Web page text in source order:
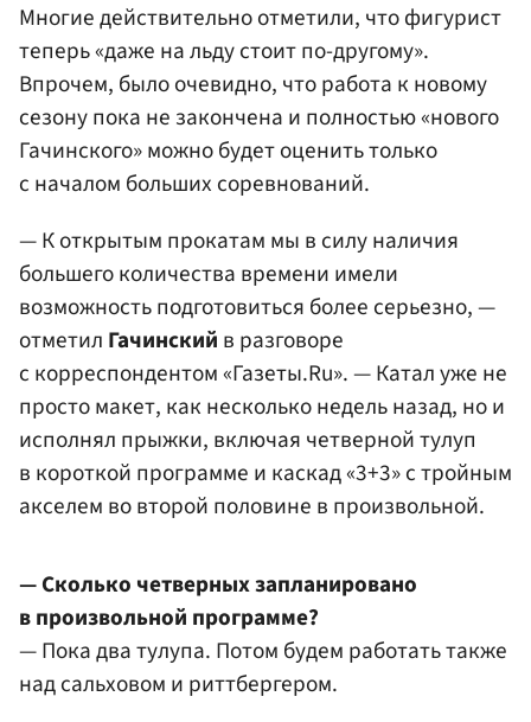
Многие действительно отметили, что фигурист
теперь «даже на льду стоит по-другому».
Впрочем, было очевидно, что работа к новому
сезону пока не закончена и полностью «нового
Гачинского» можно будет оценить только
с началом больших соревнований.
— К открытым прокатам мы в силу наличия
большего количества времени имели
возможность подготовиться более серьезно, —
отметил Гачинский в разговоре
с корреспондентом «Газеты.Ru». — Катал уже не
просто макет, как несколько недель назад, но и
исполнял прыжки, включая четверной тулуп
в короткой программе и каскад «3+3» с тройным
акселем во второй половине в произвольной.
— Сколько четверных запланировано
в произвольной программе?
— Пока два тулупа. Потом будем работать также
над сальховом и риттбергером.